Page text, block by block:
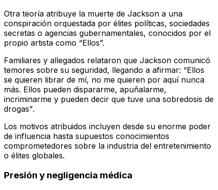
Otra teoría atribuye la muerte de Jackson a una
conspiración orquestada por élites políticas, sociedades
secretas o agencias gubernamentales, conocidos por el
propio artista como “Ellos”.
Familiares y allegados relataron que Jackson comunicó
temores sobre su seguridad, llegando a afirmar: “Ellos
se quieren librar de mí, no me quieren por aquí nunca
más. Ellos pueden dispararme, apuñalarme,
incriminarme y pueden decir que tuve una sobredosis de
drogas”.
Los motivos atribuidos incluyen desde su enorme poder
de influencia hasta supuestos conocimientos
comprometedores sobre la industria del entretenimiento
o élites globales.
Presión y negligencia médica